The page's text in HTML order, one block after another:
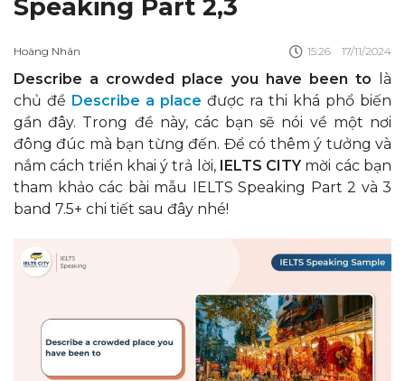
Speaking Part 2,3
Hoàng Nhân 15:26 17/11/2024
Describe a crowded place you have been to là
chủ đề Describe a place được ra thi khá phổ biến
gần đây. Trong đề này, các bạn sẽ nói về một nơi
đông đúc mà bạn từng đến. Để có thêm ý tưởng và
nắm cách triển khai ý trả lời, IELTS CITYmời các bạn
tham khảo các bài mẫu IELTS Speaking Part 2 và 3
band 7.5+ chi tiết sau đây nhé!